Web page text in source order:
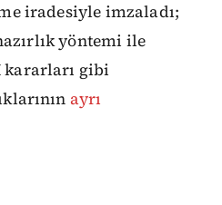
iradesiyle imzaladı;
yöntemi ile
kararları gibi
ayrı